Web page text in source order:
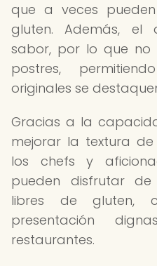
que a veces
gluten. Además,
sabor, por lo que
postres,
originales se
Gracias a la
mejorar la textura
los chefs y
pueden disfrutar de
libres de gluten,
presentación
restaurantes.